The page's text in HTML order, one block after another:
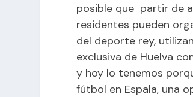
posible que partir de
residentes pueden
del deporte rey,
exclusiva de Huelva
y hoy lo tenemos
fútbol en Espala, una